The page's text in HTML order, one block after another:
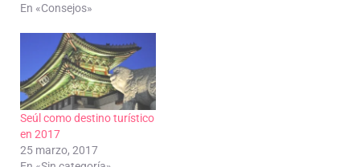
En «Consejos»
Seúl como destino turístico
en 2017
25 marzo, 2017